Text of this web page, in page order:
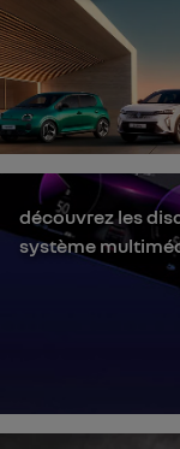
découvrez les
système